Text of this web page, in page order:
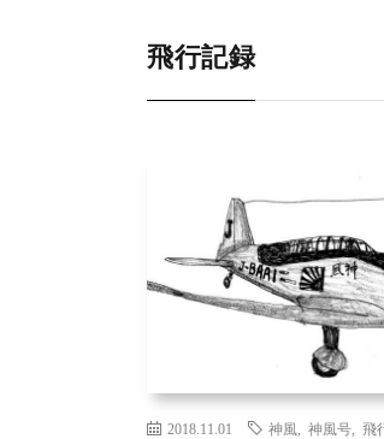
飛行記録
2018.11.01 神風 神風号 飛